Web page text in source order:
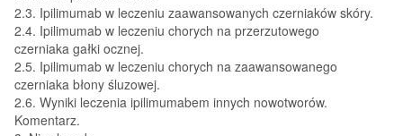
2.3. Ipilimumab w leczeniu zaawansowanych czerniaków skóry.
2.4. Ipilimumab w leczeniu chorych na przerzutowego
czerniaka gałki ocznej.
2.5. Ipilimumab w leczeniu chorych na zaawansowanego
czerniaka błony śluzowej.
2.6. Wyniki leczenia ipilimumabem innych nowotworów.
Komentarz.